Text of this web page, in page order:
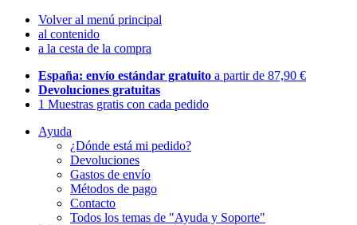
Volver al menú principal
al contenido
a la cesta de la compra
España: envío estándar gratuito a partir de 87,90 €
Devoluciones gratuitas
1 Muestras gratis con cada pedido
Ayuda
¿Dónde está mi pedido?
Devoluciones
Gastos de envío
Métodos de pago
Contacto
Todos los temas de "Ayuda y Soporte"